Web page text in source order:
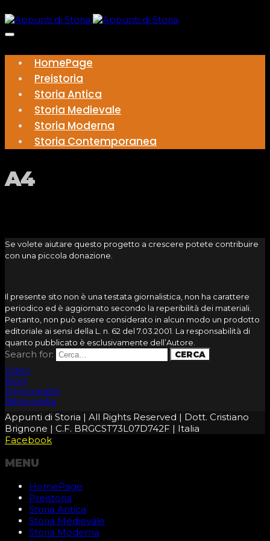
HomePage
Preistoria
Storia Antica
Storia Medievale
Storia Moderna
Storia Contemporanea
A4
Se volete aiutare questo progetto a crescere potete contribuire
con una piccola donazione.
Il presente sito non è una testata giornalistica, non ha carattere
periodico ed è aggiornato secondo la reperibilità dei materiali.
Pertanto, non può essere considerato in alcun modo un prodotto
editoriale ai sensi della L. n. 62 del 7.03.2001. La responsabilità di
quanto pubblicato è esclusivamente dell’Autore.
Search for:
Video
Blog
Demografia
Bibliografia
Appunti di Storia | All Rights Reserved | Dott. Cristiano
Brignone | C.F. BRGCST73L07D742F | Italia
Facebook
MENU
HomePage
Preistoria
Storia Antica
Storia Medievale
Storia Moderna